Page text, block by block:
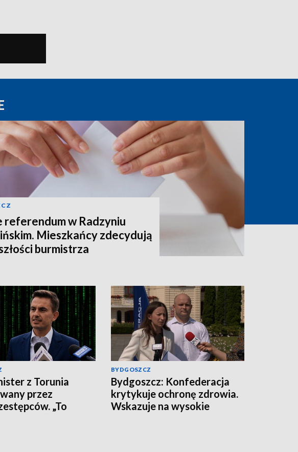
referendum w Radzyniu
Mieszkańcy zdecydują
burmistrza
z Torunia
przez
„To
BYDGOSZCZ
Bydgoszcz: Konfederacja
krytykuje ochronę zdrowia.
Wskazuje na wysokie